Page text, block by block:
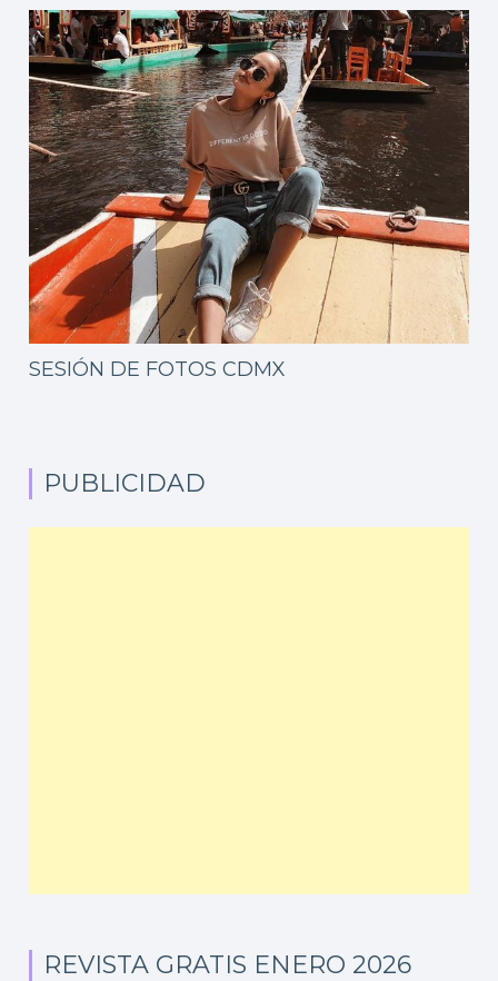
SESIÓN DE FOTOS CDMX
PUBLICIDAD
REVISTA GRATIS ENERO 2026